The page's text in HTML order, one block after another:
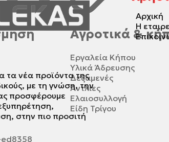
Αγροτικά &
Εργαλεία Κήπου
Υλικά Άδρευσης
Δεξαμενές
Αντλίες
Ελαιοσυλλογή
Είδη Τρίγου
τα νέα προϊόντα της
με τη γνώση, την
προσφέρουμε
στην πιο προσιτή
Αρχική
Η